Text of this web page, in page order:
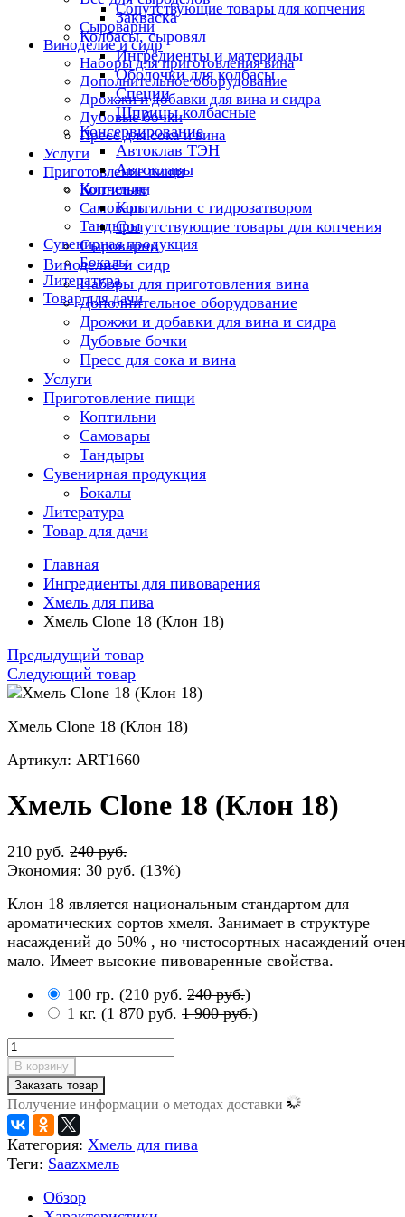
Сопутствующие товары для копчения
Сыроварни
Виноделие и сидр
Наборы для приготовления вина
Дополнительное оборудование
Дрожжи и добавки для вина и сидра
Дубовые бочки
Пресс для сока и вина
Услуги
Приготовление пищи
Коптильни
Самовары
Тандыры
Сувенирная продукция
Бокалы
Литература
Товар для дачи
Закваска
Колбасы, сыровял
Ингредиенты и материалы
Оболочки для колбасы
Специи
Шприцы колбасные
Консервирование
Автоклав ТЭН
Автоклавы
Копчение
Коптильни с гидрозатвором
Сопутствующие товары для копчения
Сыроварни
Виноделие и сидр
Наборы для приготовления вина
Дополнительное оборудование
Дрожжи и добавки для вина и сидра
Дубовые бочки
Пресс для сока и вина
Услуги
Приготовление пищи
Коптильни
Самовары
Тандыры
Сувенирная продукция
Бокалы
Литература
Товар для дачи
Главная
Ингредиенты для пивоварения
Хмель для пива
Хмель Clone 18 (Клон 18)
Предыдущий товар
Следующий товар
Хмель Clone 18 (Клон 18)
Артикул: ART1660
Хмель Clone 18 (Клон 18)
210 руб. 240 руб.
Экономия: 30 руб. (13%)
Клон 18 является национальным стандартом для
ароматических сортов хмеля. Занимает в структуре
насаждений до 50% , но чистосортных насаждений
мало. Имеет высокие пивоваренные свойства.
100 гр. (210 руб. 240 руб.)
1 кг. (1 870 руб. 1 900 руб.)
В корзину
Заказать товар
Получение информации о методах доставки
Категория: Хмель для пива
Теги: Saazхмель
Обзор